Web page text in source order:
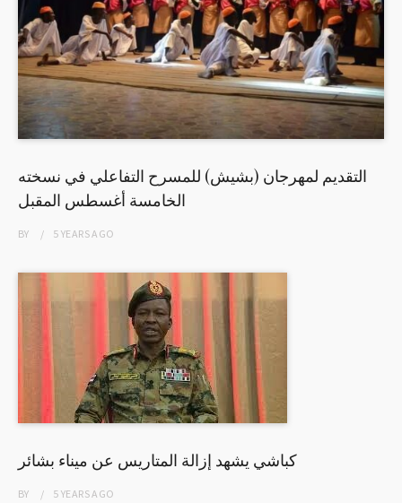
التقديم لمهرجان (بشيش) للمسرح التفاعلي في نسخته
الخامسة أغسطس المقبل
BY 5 YEARSAGO
كباشي يشهد إزالة المتاريس عن ميناء بشائر
BY 5 YEARSAGO